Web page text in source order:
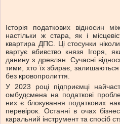
Історія податкових відносин
настільки ж стара, як і
квартира ДПС. Ці стосунки
вартує вбивство князя Ігоря,
данину з древлян. Сучасні
тими, хто їх збирає,
без кровопролиття.
У 2023 році підприємці
омбудсмена на податкові
них є блокування податкових
перевірок. Останні в очах
каральний інструмент та спосіб